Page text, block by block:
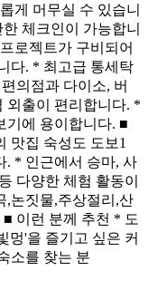
게 머무실 수 있습니
체크인이 가능합니
로젝트가 구비되어
다. * 최고급 통세탁
의점과 다이소, 버
외출이 편리합니다. *
기에 용이합니다. ■
맛집 숙성도 도보1
. * 인근에서 승마, 사
다양한 체험 활동이
,논짓물,주상절리,산
이런 분께 추천 * 도
멍'을 즐기고 싶은 커
소를 찾는 분